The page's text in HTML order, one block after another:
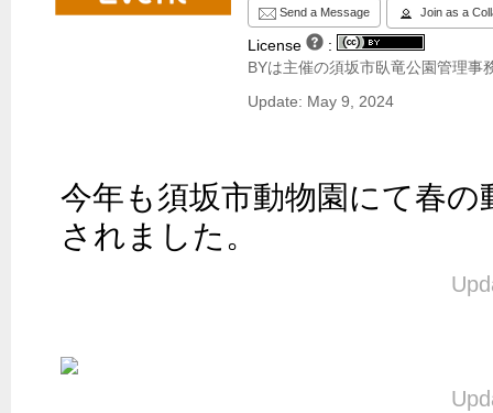
Send a Message Join as a
License
:
BYは主催の須坂市臥竜公園管理事
Update: May 9, 2024
今年も須坂市動物園にて春
されました。